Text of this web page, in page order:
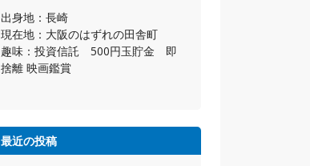
出身地：長崎
現在地：大阪のはずれの田舎町
趣味：投資信託 500円玉貯金 即
捨離 映画鑑賞
最近の投稿